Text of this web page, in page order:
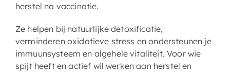
herstel na vaccinatie.
Ze helpen bij natuurlijke detoxificatie,
verminderen oxidatieve stress en ondersteunen je
immuunsysteem en algehele vitaliteit. Voor wie
spijt heeft en actief wil werken aan herstel en